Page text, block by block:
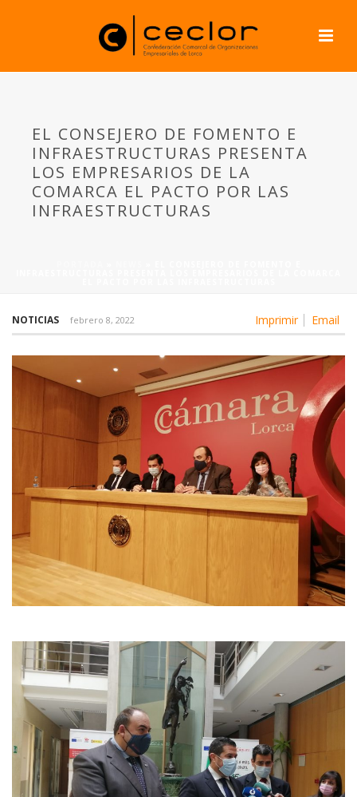
EL CONSEJERO DE FOMENTO E
INFRAESTRUCTURAS PRESENTA
LOS EMPRESARIOS DE LA
COMARCA EL PACTO POR LAS
INFRAESTRUCTURAS
Imprimir Email
NOTICIAS febrero 8, 2022